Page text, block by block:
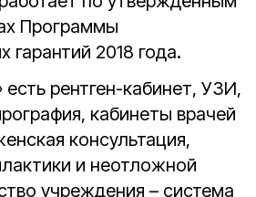
Программы
гарантий 2018 года.
рентген-кабинет, УЗИ,
кабинеты врачей
консультация,
и неотложной
учреждения – система